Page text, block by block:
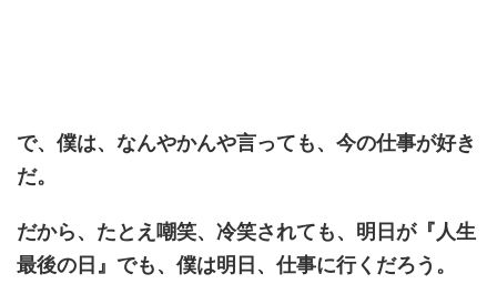
で、僕は、なんやかんや言っても、今の仕事が好き
だ。
だから、たとえ嘲笑、冷笑されても、明日が『人生
最後の日』でも、僕は明日、仕事に行くだろう。